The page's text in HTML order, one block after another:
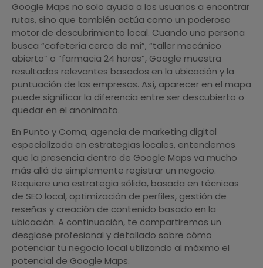
Google Maps no solo ayuda a los usuarios a encontrar
rutas, sino que también actúa como un poderoso
motor de descubrimiento local. Cuando una persona
busca “cafetería cerca de mí”, “taller mecánico
abierto” o “farmacia 24 horas”, Google muestra
resultados relevantes basados en la ubicación y la
puntuación de las empresas. Así, aparecer en el mapa
puede significar la diferencia entre ser descubierto o
quedar en el anonimato.
En Punto y Coma, agencia de marketing digital
especializada en estrategias locales, entendemos
que la presencia dentro de Google Maps va mucho
más allá de simplemente registrar un negocio.
Requiere una estrategia sólida, basada en técnicas
de SEO local, optimización de perfiles, gestión de
reseñas y creación de contenido basado en la
ubicación. A continuación, te compartiremos un
desglose profesional y detallado sobre cómo
potenciar tu negocio local utilizando al máximo el
potencial de Google Maps.